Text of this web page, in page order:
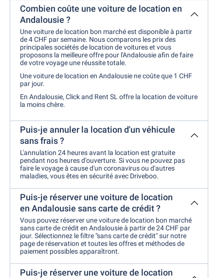
Combien coûte une voiture de location en
Andalousie ?
Une voiture de location bon marché est disponible à partir
de 4 CHF par semaine. Nous comparons les prix des
principales sociétés de location de voitures et vous
proposons la meilleure offre pour l'Andalousie afin de faire
de votre voyage une réussite totale.
Une voiture de location en Andalousie ne coûte que 1 CHF
par jour.
En Andalousie, Click and Rent SL offre la location de voiture
la moins chère.
Puis-je annuler la location d'un véhicule
sans frais ?
L'annulation 24 heures avant la location est gratuite
pendant nos heures d'ouverture. Si vous ne pouvez pas
faire le voyage à cause d'un coronavirus ou d'autres
maladies, vous êtes en sécurité avec Driveboo.
Puis-je réserver une voiture de location
en Andalousie sans carte de crédit ?
Vous pouvez réserver une voiture de location bon marché
sans carte de crédit en Andalousie à partir de 24 CHF par
jour. Sélectionnez le filtre "sans carte de crédit" sur notre
page de réservation et toutes les offres et méthodes de
paiement possibles apparaîtront.
Puis-je réserver une voiture de location